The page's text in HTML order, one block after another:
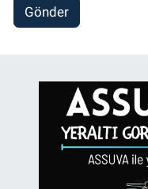
Gönder